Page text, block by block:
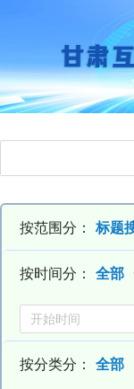
按范围分： 标题
按时间分： 全部
按分类分 ： 全部